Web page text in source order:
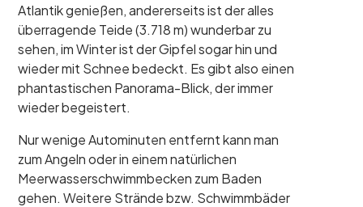
Atlantik genießen, andererseits ist der alles
überragende Teide (3.718 m) wunderbar zu
sehen, im Winter ist der Gipfel sogar hin und
wieder mit Schnee bedeckt. Es gibt also einen
phantastischen Panorama-Blick, der immer
wieder begeistert.
Nur wenige Autominuten entfernt kann man
zum Angeln oder in einem natürlichen
Meerwasserschwimmbecken zum Baden
gehen. Weitere Strände bzw. Schwimmbäder